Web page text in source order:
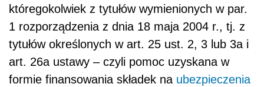
któregokolwiek z tytułów wymienionych w par.
1 rozporządzenia z dnia 18 maja 2004 r., tj. z
tytułów określonych w art. 25 ust. 2, 3 lub 3a i
art. 26a ustawy – czyli pomoc uzyskana w
formie finansowania składek na ubezpieczenia